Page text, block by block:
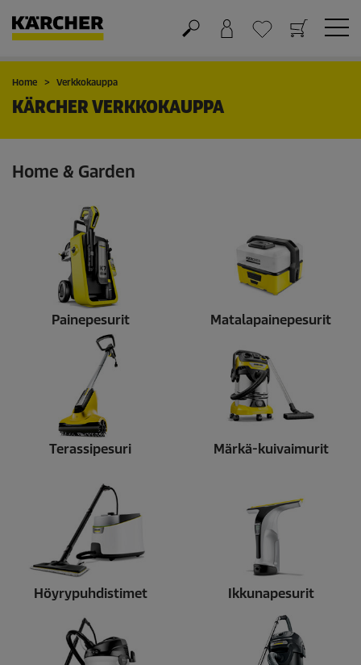
Ostoskori
Suosikit
Home Verkkokauppa
KÄRCHER VERKKOKAUPPA
Home & Garden
Painepesurit Matalapainepesurit
Terassipesuri Märkä-kuivaimurit
Höyrypuhdistimet Ikkunapesurit